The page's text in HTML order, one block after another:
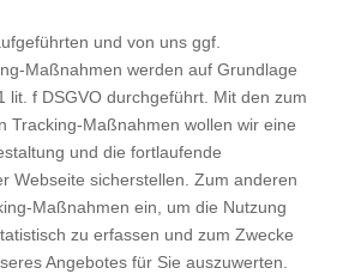
und von uns ggf.
Maßnahmen werden auf Grundlage
lit. f DSGVO durchgeführt. Mit den zum
Tracking-Maßnahmen wollen wir eine
und die fortlaufende
Webseite sicherstellen. Zum anderen
Maßnahmen ein, um die Nutzung
zu erfassen und zum Zwecke
Angebotes für Sie auszuwerten.